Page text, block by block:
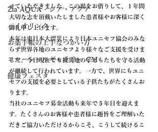
Zia AQUA - ジア・アクア
バイオリンク
お薬手帳の上手なつかい方
コマーシャルギャラリー CM
健康フェスタ
せていただきました。この場をお借りして、１年間
大切な志を頂戴いたしました患者様やお客様に深く
御礼申し上げます。
本年は東日本大震災により日本ユニセフ協会のみな
らず世界各地のユニセフより様々なご支援を受けま
した。今日現在でも被災地の子どもたちを守る活動
が継続して行われています。一方で、世界にもユニ
セフの支援を必要としている子供たちがたくさんお
ります。
当社のユニセフ募金活動も来年で５年目を迎えま
す。たくさんのお客様や患者様に趣旨をご理解いた
だきご協力いただけるからこそ、こうして続けるこ